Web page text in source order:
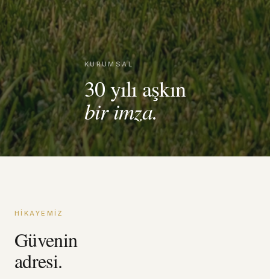
KURUMSAL
30 yılı aşkın
bir imza.
HIKAYEMIZ
Güvenin
adresi.